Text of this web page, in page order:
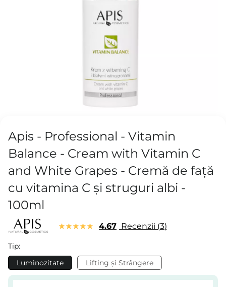
Apis - Professional - Vitamin
Balance - Cream with Vitamin C
and White Grapes - Cremă de față
cu vitamina C și struguri albi -
100ml
4.67 Recenzii 3
Tip:
Luminozitate
Lifting și Strângere